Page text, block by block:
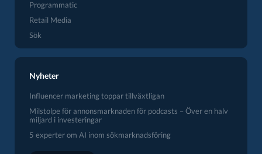
Programmatic
Retail Media
Sök
Nyheter
Influencer marketing toppar tillväxtligan
Milstolpe för annonsmarknaden för podcasts – Över en halv
miljard i investeringar
5 experter om AI inom sökmarknadsföring